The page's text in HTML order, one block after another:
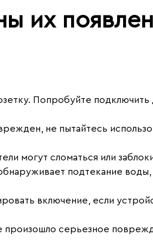
их
Попробуйте
не пытайтесь
могут сломаться или
подтекание
включение, если
произошло серьезное